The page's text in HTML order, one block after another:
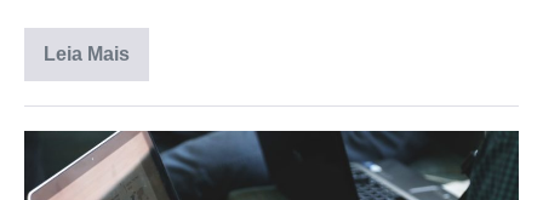
Leia Mais